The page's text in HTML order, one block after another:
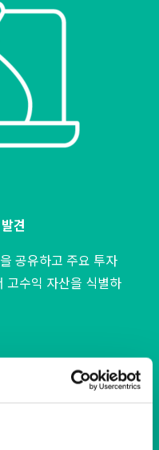
견
공유하고 주요 투자
고수익 자산을 식별하